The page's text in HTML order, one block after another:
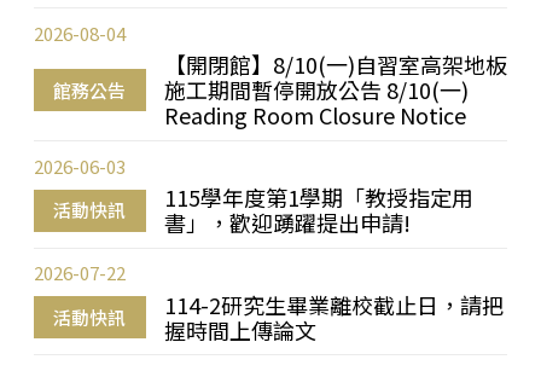
館務公告
【開閉館】8/10(一)自習室高架地板
施工期間暫停開放公告 8/10(一)
Reading Room Closure Notice
2026-08-04
活動快訊
115學年度第1學期「教授指定用
書」，歡迎踴躍提出申請!
2026-06-03
活動快訊
114-2研究生畢業離校截止日，請把
握時間上傳論文
2026-07-22